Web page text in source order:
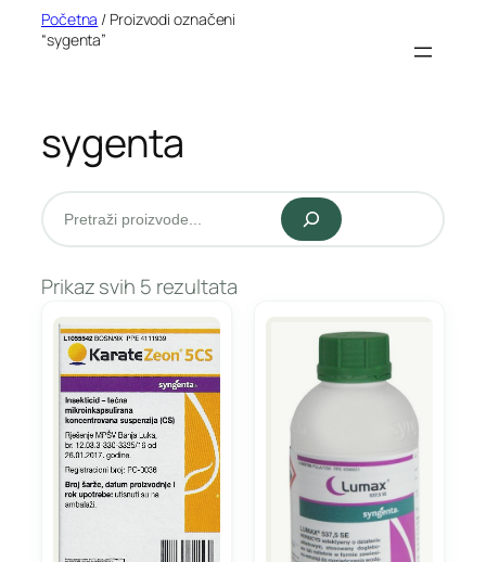
Početna / Proizvodi označeni
“sygenta”
sygenta
Pretraži
Prikaz svih 5 rezultata